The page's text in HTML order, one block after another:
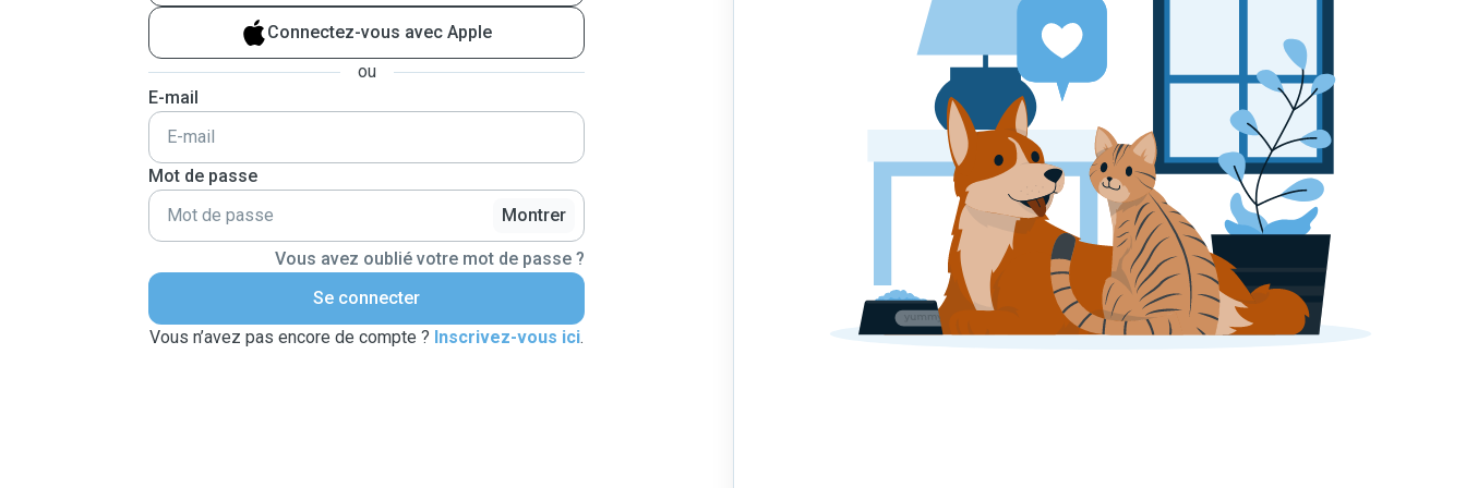
Connectez-vous avec Apple
ou
E-mail
Mot de passe
Montrer
Vous avez oublié votre mot de passe ?
Se connecter
Vous n’avez pas encore de compte ? Inscrivez-vous ici.